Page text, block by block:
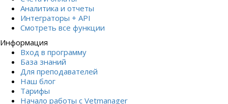
Аналитика и отчеты
Интеграторы + API
Смотреть все функции
Информация
Вход в программу
База знаний
Для преподавателей
Наш блог
Тарифы
Начало работы с Vetmanager